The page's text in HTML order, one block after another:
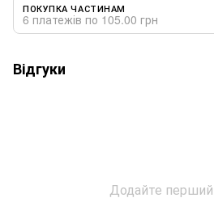
ПОКУПКА ЧАСТИНАМ
6 платежів по 105.00 грн
Відгуки
Додайте перший